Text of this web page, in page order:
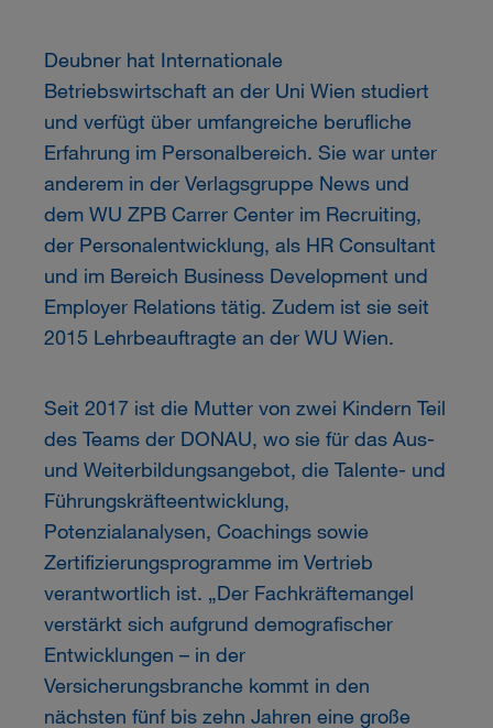
Deubner hat Internationale
Betriebswirtschaft an der Uni Wien studiert
und verfügt über umfangreiche berufliche
Erfahrung im Personalbereich. Sie war unter
anderem in der Verlagsgruppe News und
dem WU ZPB Carrer Center im Recruiting,
der Personalentwicklung, als HR Consultant
und im Bereich Business Development und
Employer Relations tätig. Zudem ist sie seit
2015 Lehrbeauftragte an der WU Wien.
Seit 2017 ist die Mutter von zwei Kindern Teil
des Teams der DONAU, wo sie für das Aus-
und Weiterbildungsangebot, die Talente- und
Führungskräfteentwicklung,
Potenzialanalysen, Coachings sowie
Zertifizierungsprogramme im Vertrieb
verantwortlich ist. „Der Fachkräftemangel
verstärkt sich aufgrund demografischer
Entwicklungen – in der
Versicherungsbranche kommt in den
nächsten fünf bis zehn Jahren eine große